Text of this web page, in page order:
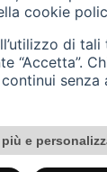
cookie
di
“Accetta”.
senza
e